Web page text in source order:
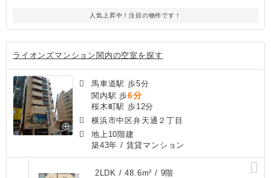
人気上昇中！注目の物件です！
ライオンズマンション関内の空室を探す
馬車道駅 歩5分
関内駅 歩6分
桜木町駅 歩12分
横浜市中区弁天通２丁目
地上10階建
築43年 / 賃貸マンション
2LDK / 48.6m² / 9階